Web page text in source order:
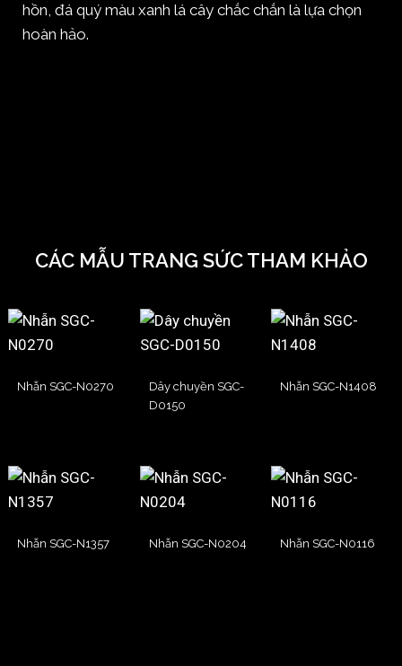
hồn, đá quý màu xanh lá cây chắc chắn là lựa chọn
hoàn hảo.
CÁC MẪU TRANG SỨC THAM KHẢO
Nhẫn SGC-N0270
Dây chuyền SGC-
D0150
Nhẫn SGC-N1408
Nhẫn SGC-N1357 Nhẫn SGC-N0204 Nhẫn SGC-N0116